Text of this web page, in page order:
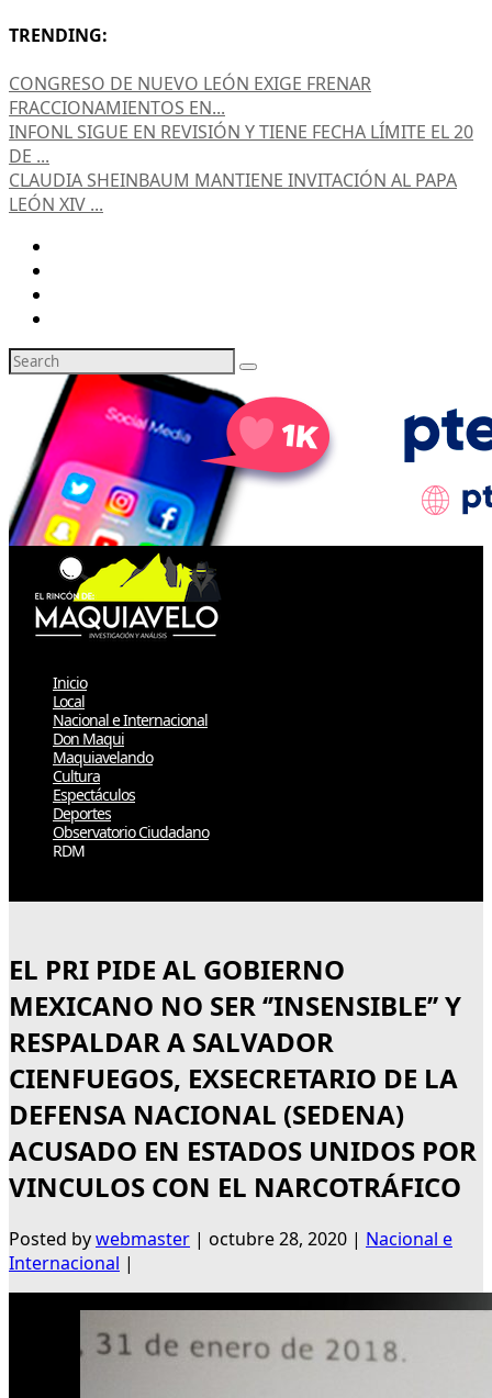
TRENDING:
CONGRESO DE NUEVO LEÓN EXIGE FRENAR
FRACCIONAMIENTOS EN...
INFONL SIGUE EN REVISIÓN Y TIENE FECHA LÍMITE EL 20
DE ...
CLAUDIA SHEINBAUM MANTIENE INVITACIÓN AL PAPA
LEÓN XIV ...
Inicio
Local
Nacional e Internacional
Don Maqui
Maquiavelando
Cultura
Espectáculos
Deportes
Observatorio Ciudadano
RDM
EL PRI PIDE AL GOBIERNO
MEXICANO NO SER ‘’INSENSIBLE’’ Y
RESPALDAR A SALVADOR
CIENFUEGOS, EXSECRETARIO DE LA
DEFENSA NACIONAL (SEDENA)
ACUSADO EN ESTADOS UNIDOS POR
VINCULOS CON EL NARCOTRÁFICO
Posted bywebmaster | octubre 28, 2020 | Nacional e
Internacional |